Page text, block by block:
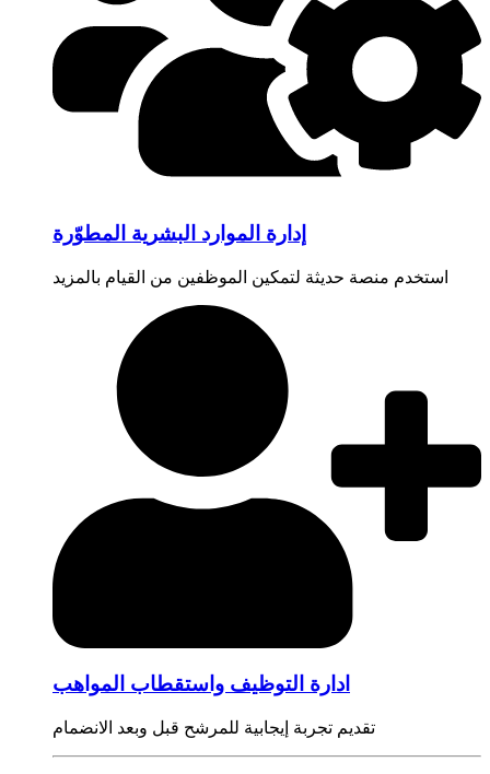
إدارة الموارد البشرية المطوّرة
استخدم منصة حديثة لتمكين الموظفين من القيام بالمزيد
ادارة التوظيف واستقطاب المواهب
تقديم تجربة إيجابية للمرشح قبل وبعد الانضمام